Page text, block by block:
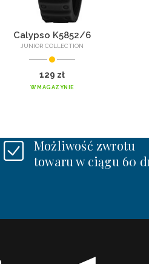
Calypso K5852/6
JUNIOR COLLECTION
129 zł
W MAGAZYNIE
Możliwość zwrotu
towaru w ciągu 60